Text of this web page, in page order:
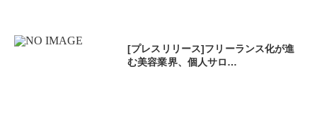
[プレスリリース]フリーランス化が進
む美容業界、個人サロ…